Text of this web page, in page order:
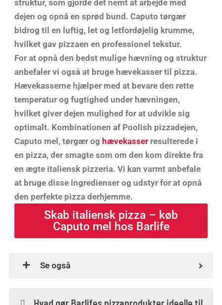
struktur, som gjorde det nemt at arbejde med
dejen og opnå en sprød bund. Caputo tørgær
bidrog til en luftig, let og letfordøjelig krumme,
hvilket gav pizzaen en professionel tekstur.
For at opnå den bedst mulige hævning og struktur
anbefaler vi også at bruge hævekasser til pizza.
Hævekasserne hjælper med at bevare den rette
temperatur og fugtighed under hævningen,
hvilket giver dejen mulighed for at udvikle sig
optimalt. Kombinationen af Poolish pizzadejen,
Caputo mel, tørgær og hævekasser resulterede i
en pizza, der smagte som om den kom direkte fra
en ægte italiensk pizzeria. Vi kan varmt anbefale
at bruge disse ingredienser og udstyr for at opnå
den perfekte pizza derhjemme.
Skab italiensk pizza – køb
Caputo mel hos Barlife
Se også